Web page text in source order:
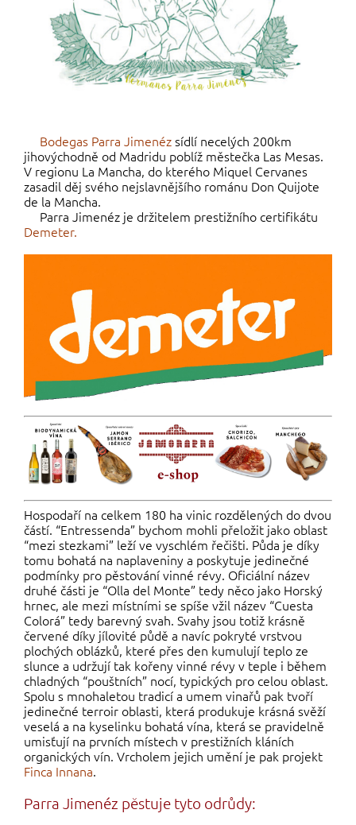
Bodegas Parra Jimenézsídlí necelých 200km
jihovýchodně od Madridu poblíž městečka Las Mesas.
V regionu La Mancha, do kterého Miquel Cervanes
zasadil děj svého nejslavnějšího románu Don Quijote
de la Mancha.
Parra Jimenéz je držitelem prestižního certifikátu
Demeter.
Hospodaří na celkem 180 ha vinic rozdělených do dvou
částí. “Entressenda” bychom mohli přeložit jako oblast
“mezi stezkami” leží ve vyschlém řečišti. Půda je díky
tomu bohatá na naplaveniny a poskytuje jedinečné
podmínky pro pěstování vinné révy. Oficiální název
druhé části je “Olla del Monte” tedy něco jako Horský
hrnec, ale mezi místními se spíše vžil název “Cuesta
Colorá” tedy barevný svah. Svahy jsou totiž krásně
červené díky jílovité půdě a navíc pokryté vrstvou
plochých oblázků, které přes den kumulují teplo ze
slunce a udržují tak kořeny vinné révy v teple i během
chladných “pouštních” nocí, typických pro celou oblast.
Spolu s mnohaletou tradicí a umem vinařů pak tvoří
jedinečné terroir oblasti, která produkuje krásná svěží
veselá a na kyselinku bohatá vína, která se pravidelně
umisťují na prvních místech v prestižních kláních
organických vín. Vrcholem jejich umění je pak projekt
Finca Innana.
Parra Jimenéz pěstuje tyto odrůdy: